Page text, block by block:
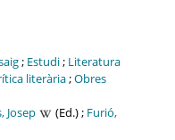
; Estudi; Literatura
literària;Obres
Josep (Ed.) ; Furió,